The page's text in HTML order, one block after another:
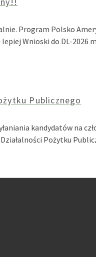
Program Polsko
Wnioski do DL-
Publicznego
kandydatów na
Pożytku